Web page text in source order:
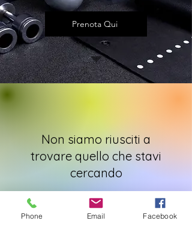
Prenota Qui
Non siamo riusciti a
trovare quello che stavi
cercando
Contattaci o consulta gli altri servizi
Phone Email Facebook